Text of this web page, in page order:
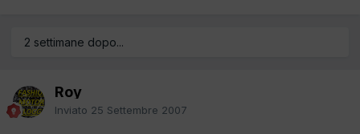
2 settimane dopo...
Roy
Inviato 25 Settembre 2007